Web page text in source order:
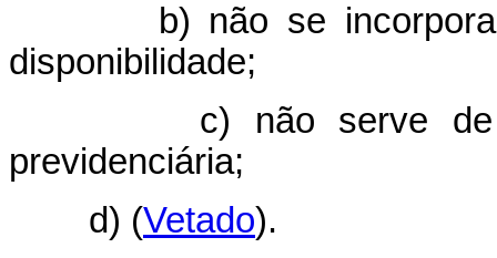
b) não se incorpora ao
disponibilidade;
c) não serve de
previdenciária;
d) (Vetado).